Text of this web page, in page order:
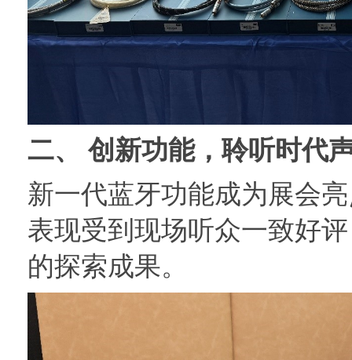
二、 创新功能，聆听时代
新一代蓝牙功能成为展会
表现受到现场听众一致好
的探索成果。